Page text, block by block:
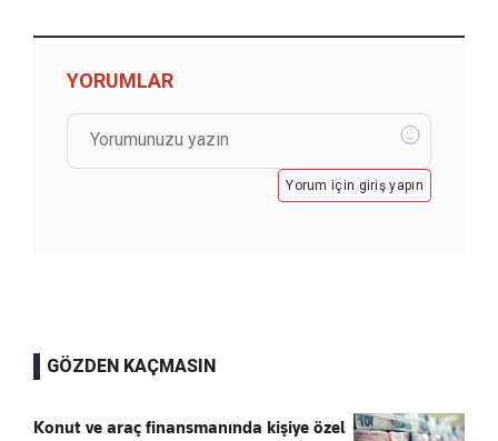
YORUMLAR
Yorum için giriş yapın
GÖZDEN KAÇMASIN
Konut ve araç finansmanında kişiye özel